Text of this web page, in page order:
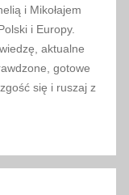
i Mikołajem
i Europy.
aktualne
gotowe
się i ruszaj z